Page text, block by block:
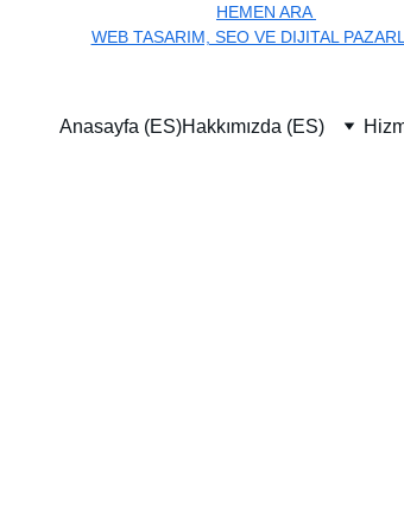
HEMEN ARA
WEB TASARIM, SEO VE DIJITAL
Anasayfa (ES)Hakkımızda (ES)